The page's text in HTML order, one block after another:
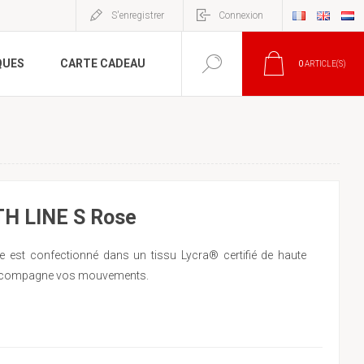
S'enregistrer Connexion
CARTE CADEAU 0ARTICLE(S)
LINE S Rose
est confectionné dans un tissu Lycra® certifié de haute
vos mouvements.